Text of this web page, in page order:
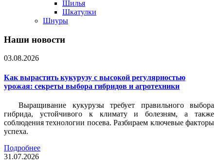
Шилья
Шкатулки
Шнуры
Наши новости
03.08.2026
Как вырастить кукурузу с высокой регулярностью
урожая: секреты выбора гибридов и агротехники
Выращивание кукурузы требует правильного выбора
гибрида, устойчивого к климату и болезням, а также
соблюдения технологии посева. Разбираем ключевые факторы
успеха.
Подробнее
31.07.2026